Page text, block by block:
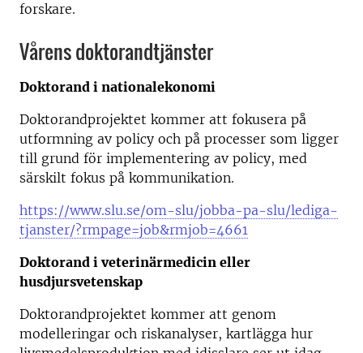
forskare.
Vårens doktorandtjänster
Doktorand i nationalekonomi
Doktorandprojektet kommer att fokusera på
utformning av policy och på processer som ligger
till grund för implementering av policy, med
särskilt fokus på kommunikation.
https://www.slu.se/om-slu/jobba-pa-slu/lediga-
tjanster/?rmpage=job&rmjob=4661
Doktorand i veterinärmedicin eller
husdjursvetenskap
Doktorandprojektet kommer att genom
modelleringar och riskanalyser, kartlägga hur